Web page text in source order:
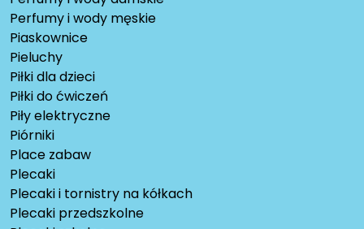
Perfumy i wody męskie
Piaskownice
Pieluchy
Piłki dla dzieci
Piłki do ćwiczeń
Piły elektryczne
Piórniki
Place zabaw
Plecaki
Plecaki i tornistry na kółkach
Plecaki przedszkolne